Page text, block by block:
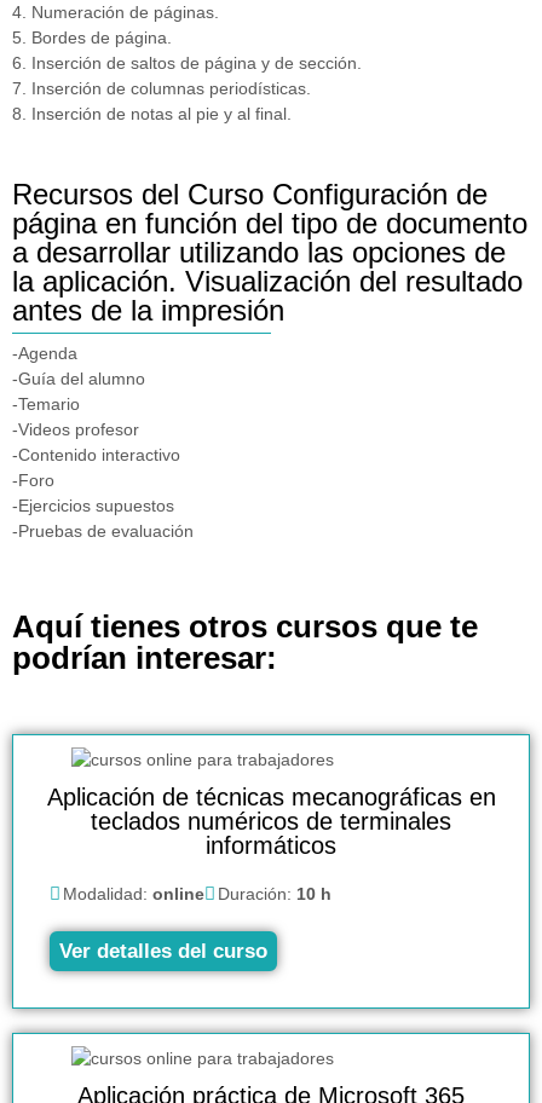
4. Numeración de páginas.
5. Bordes de página.
6. Inserción de saltos de página y de sección.
7. Inserción de columnas periodísticas.
8. Inserción de notas al pie y al final.
Recursos del Curso Configuración de
página en función del tipo de documento
a desarrollar utilizando las opciones de
la aplicación. Visualización del resultado
antes de la impresión
-Agenda
-Guía del alumno
-Temario
-Videos profesor
-Contenido interactivo
-Foro
-Ejercicios supuestos
-Pruebas de evaluación
Aquí tienes otros cursos que te
podrían interesar:
Aplicación de técnicas mecanográficas en
teclados numéricos de terminales
informáticos
Modalidad: online Duración: 10 h
Ver detalles del curso
Aplicación práctica de Microsoft 365